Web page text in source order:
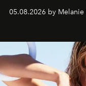
de vivre Romain
05.08.2026 by